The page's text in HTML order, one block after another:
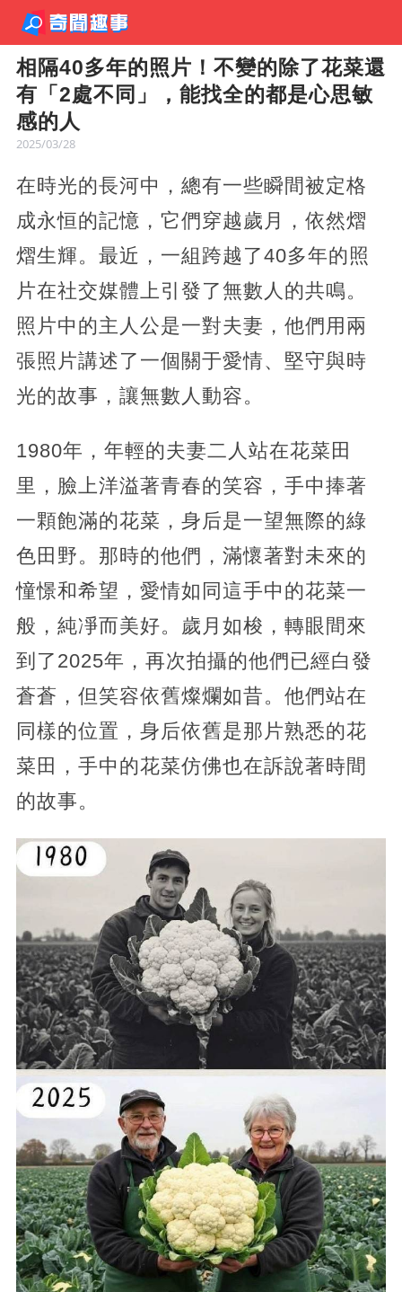
相隔40多年的照片！不變的除了花菜還
有「2處不同」，能找全的都是心思敏
感的人
2025/03/28
在時光的長河中，總有一些瞬間被定格
成永恒的記憶，它們穿越歲月，依然熠
熠生輝。最近，一組跨越了40多年的照
片在社交媒體上引發了無數人的共鳴。
照片中的主人公是一對夫妻，他們用兩
張照片講述了一個關于愛情、堅守與時
光的故事，讓無數人動容。
1980年，年輕的夫妻二人站在花菜田
里，臉上洋溢著青春的笑容，手中捧著
一顆飽滿的花菜，身后是一望無際的綠
色田野。那時的他們，滿懷著對未來的
憧憬和希望，愛情如同這手中的花菜一
般，純凈而美好。歲月如梭，轉眼間來
到了2025年，再次拍攝的他們已經白發
蒼蒼，但笑容依舊燦爛如昔。他們站在
同樣的位置，身后依舊是那片熟悉的花
菜田，手中的花菜仿佛也在訴說著時間
的故事。